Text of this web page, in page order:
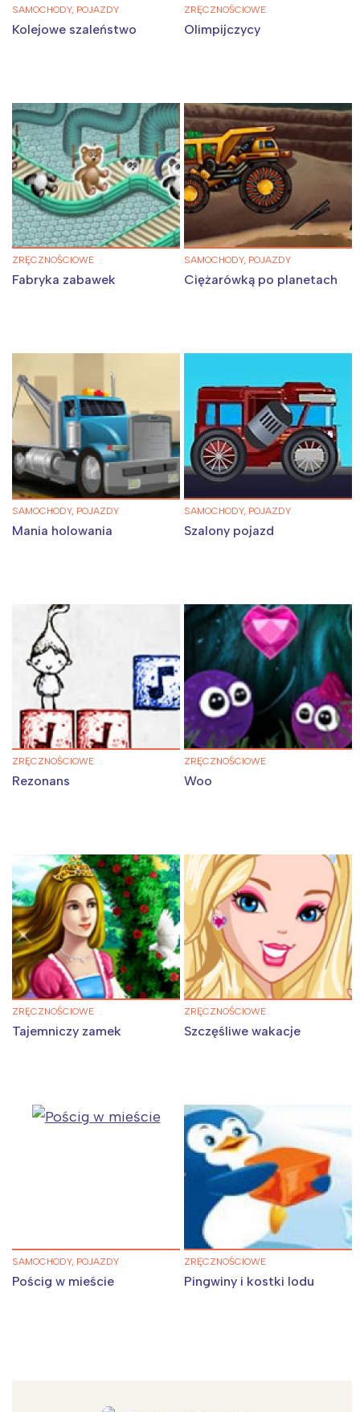
SAMOCHODY, POJAZDY
Kolejowe szaleństwo
ZRĘCZNOŚCIOWE
Olimpijczycy
ZRĘCZNOŚCIOWE
Fabryka zabawek
SAMOCHODY, POJAZDY
Ciężarówką po planetach
SAMOCHODY, POJAZDY
Mania holowania
SAMOCHODY, POJAZDY
Szalony pojazd
ZRĘCZNOŚCIOWE
Rezonans
ZRĘCZNOŚCIOWE
Woo
ZRĘCZNOŚCIOWE
Tajemniczy zamek
ZRĘCZNOŚCIOWE
Szczęśliwe wakacje
SAMOCHODY, POJAZDY
Pościg w mieście
ZRĘCZNOŚCIOWE
Pingwiny i kostki lodu
Warszawa
Łódź
Wrocław
Śląsk
Kraków
Wszystkie
Wybieram